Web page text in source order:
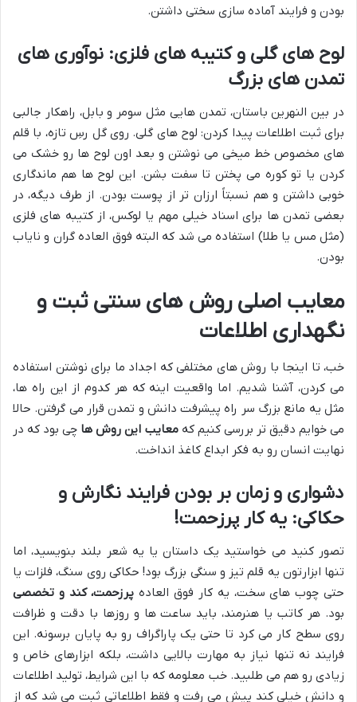
بودن و فرایند آماده سازی سختی داشتن.
لوح های گلی و کتیبه های فلزی: نوآوری های
تمدن های بزرگ
در بین النهرین باستان، تمدن هایی مثل سومر و بابل، راهکار جالبی
برای ثبت اطلاعات پیدا کردن: لوح های گلی. روی گل رسِ تازه، با قلم
های مخصوص خط میخی می نوشتن و بعد اون لوح ها رو خشک می
کردن یا تو کوره می پختن تا سفت بشن. این لوح ها هم ماندگاری
خوبی داشتن و هم نسبتاً ارزان تر از پوست بودن. از طرف دیگه، در
بعضی تمدن ها برای اسناد خیلی مهم یا لوکس، از کتیبه های فلزی
(مثل مس یا طلا) استفاده می شد که البته فوق العاده گران و نایاب
بودن.
معایب اصلی روش های سنتی ثبت و
نگهداری اطلاعات
خب، تا اینجا با روش های مختلفی که اجداد ما برای نوشتن استفاده
می کردن، آشنا شدیم. اما واقعیت اینه که هر کدوم از این راه ها،
مثل یه مانع بزرگ سر راه پیشرفت دانش و تمدن قرار می گرفتن. حالا
می خوایم دقیق تر بررسی کنیم کهمعایب این روش ها چی بود که در
نهایت انسان رو به فکر ابداع کاغذ انداخت.
دشواری و زمان بر بودن فرایند نگارش و
حکاکی: یه کار پرزحمت!
تصور کنید می خواستید یک داستان یا یه شعر بلند بنویسید، اما
تنها ابزارتون یه قلم تیز و سنگی بزرگ بود! حکاکی روی سنگ، فلزات یا
حتی چوب های سخت، یه کار فوق العاده پرزحمت، کند و تخصصی
بود. هر کاتب یا هنرمند، باید ساعت ها و روزها با دقت و ظرافت
روی سطح کار می کرد تا حتی یک پاراگراف رو به پایان برسونه. این
فرایند نه تنها نیاز به مهارت بالایی داشت، بلکه ابزارهای خاص و
زیادی رو هم می طلبید. خب معلومه که با این شرایط، تولید اطلاعات
و دانش خیلی کند پیش می رفت و فقط اطلاعاتی ثبت می شد که از